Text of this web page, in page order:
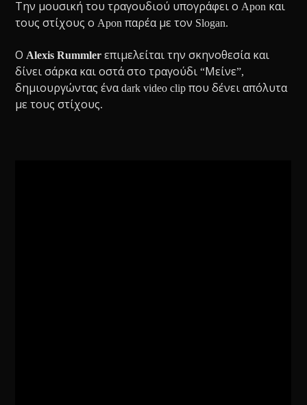
Την μουσική του τραγουδιού υπογράφει ο Apon και
τους στίχους ο Apon παρέα με τον Slogan.
Ο Alexis Rummler επιμελείται την σκηνοθεσία και
δίνει σάρκα και οστά στο τραγούδι “Μείνε”,
δημιουργώντας ένα dark video clip που δένει απόλυτα
με τους στίχους.